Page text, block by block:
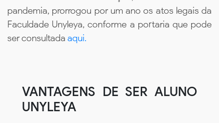
pandemia, prorrogou por um ano os atos legais da
Faculdade Unyleya, conforme a portaria que pode
ser consultada aqui.
VANTAGENS DE SER ALUNO
UNYLEYA